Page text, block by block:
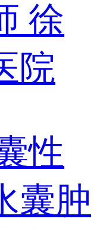
徐
院
性
囊肿